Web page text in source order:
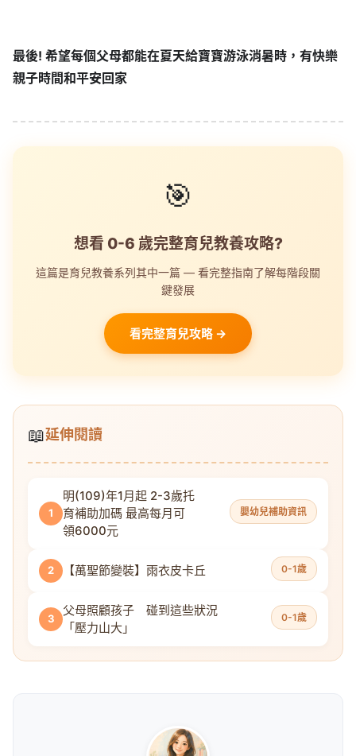
最後! 希望每個父母都能在夏天給寶寶游泳消暑時，有快樂
親子時間和平安回家
🎯
想看 0-6 歲完整育兒教養攻略?
這篇是育兒教養系列其中一篇 — 看完整指南了解每階段關
鍵發展
看完整育兒攻略 →
📖延伸閱讀
1
明(109)年1月起 2-3歲托
育補助加碼 最高每月可
領6000元
嬰幼兒補助資訊
2 【萬聖節變裝】雨衣皮卡丘 0-1歲
3
父母照顧孩子 碰到這些狀況
「壓力山大」
0-1歲